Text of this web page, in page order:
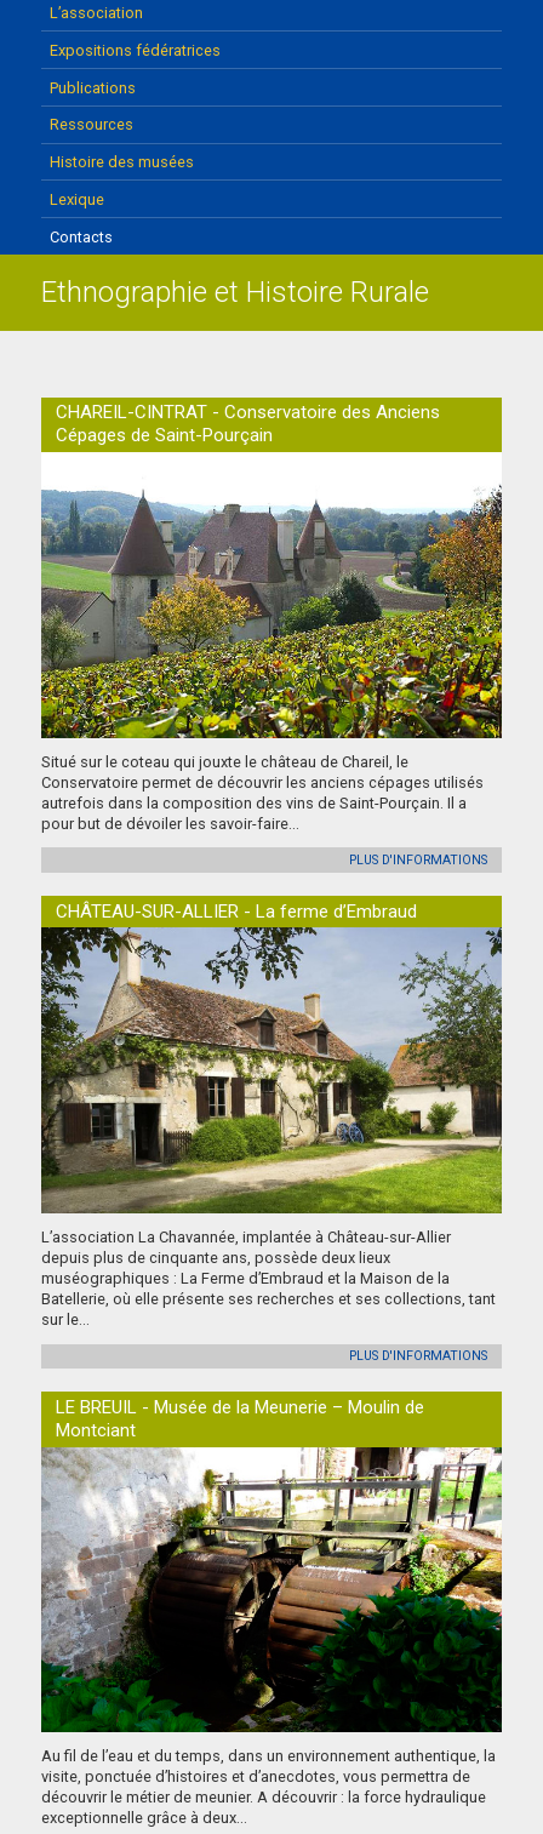
L’association
Expositions fédératrices
Publications
Ressources
Histoire des musées
Lexique
Contacts
Ethnographie et Histoire Rurale
CHAREIL-CINTRAT - Conservatoire des Anciens
Cépages de Saint-Pourçain
Situé sur le coteau qui jouxte le château de Chareil, le
Conservatoire permet de découvrir les anciens cépages utilisés
autrefois dans la composition des vins de Saint-Pourçain. Il a
pour but de dévoiler les savoir-faire...
PLUS D'INFORMATIONS
CHÂTEAU-SUR-ALLIER - La ferme d’Embraud
L’association La Chavannée, implantée à Château-sur-Allier
depuis plus de cinquante ans, possède deux lieux
muséographiques : La Ferme d’Embraud et la Maison de la
Batellerie, où elle présente ses recherches et ses collections, tant
sur le...
PLUS D'INFORMATIONS
LE BREUIL - Musée de la Meunerie – Moulin de
Montciant
Au fil de l’eau et du temps, dans un environnement authentique, la
visite, ponctuée d’histoires et d’anecdotes, vous permettra de
découvrir le métier de meunier. A découvrir : la force hydraulique
exceptionnelle grâce à deux...